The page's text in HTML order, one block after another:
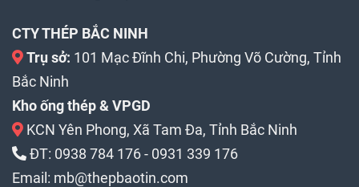
CTY THÉP BẮC NINH
Trụ sở: 101 Mạc Đĩnh Chi, Phường Võ Cường, Tỉnh
Bắc Ninh
Kho ống thép & VPGD
KCN Yên Phong, Xã Tam Đa, Tỉnh Bắc Ninh
ĐT: 0938 784 176- 0931 339 176
Email: mb@thepbaotin.com